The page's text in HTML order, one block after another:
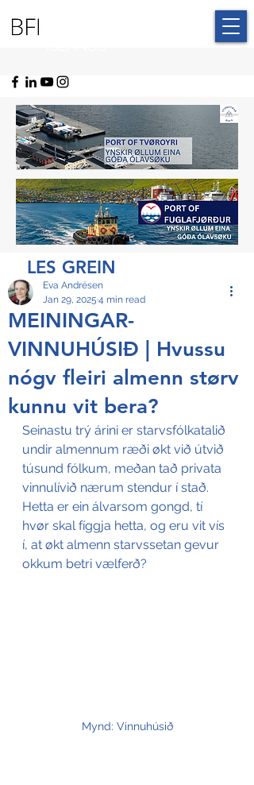
LES GREIN
MEININGAR-
VINNUHÚSIÐ | Hvussu
nógv fleiri almenn størv
kunnu vit bera?
Eva Andrésen
Jan 29, 2025 4 min read
Seinastu trý árini er starvsfólkatalið
undir almennum ræði økt við útvið
túsund fólkum, meðan tað privata
vinnulívið nærum stendur í stað.
Hetta er ein álvarsom gongd, tí
hvør skal fíggja hetta, og eru vit vís
í, at økt almenn starvssetan gevur
okkum betri vælferð?
Mynd: Vinnuhúsið